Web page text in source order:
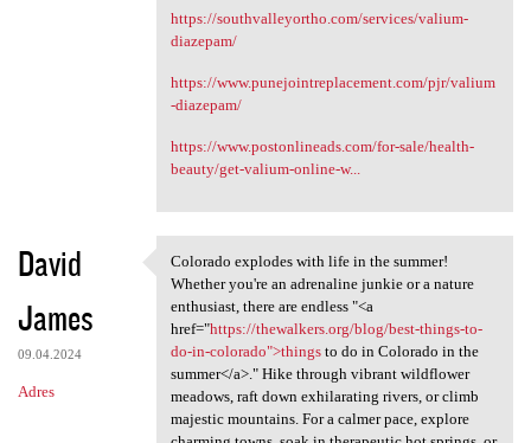
https://southvalleyortho.com/services/valium-
diazepam/
https://www.punejointreplacement.com/pjr/valium
-diazepam/
https://www.postonlineads.com/for-sale/health-
beauty/get-valium-online-w...
David
James
09.04.2024
Adres
Colorado explodes with life
Colorado explodes with life in the summer!
Whether you're an adrenaline junkie or a nature
enthusiast, there are endless "<a
href="https://thewalkers.org/blog/best-things-to-
do-in-colorado">thingsto do in Colorado in the
summer</a>." Hike through vibrant wildflower
meadows, raft down exhilarating rivers, or climb
majestic mountains. For a calmer pace, explore